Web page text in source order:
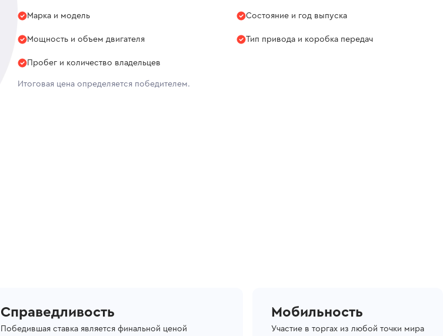
Марка и модель Состояние и год выпуска
Мощность и объем двигателя Тип привода и коробка передач
Пробег и количество владельцев
Итоговая цена определяется победителем.
Справедливость
Победившая ставка является финальной ценой
Мобильность
Участие в торгах из любой точки мира